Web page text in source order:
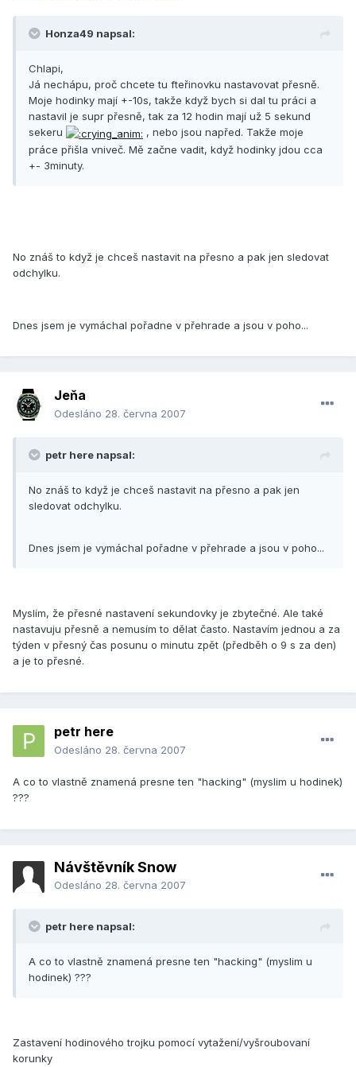
Honza49 napsal:
Chlapi,
Já nechápu, proč chcete tu fteřinovku nastavovat přesně.
Moje hodinky mají +-10s, takže když bych si dal tu práci a
nastavil je supr přesně, tak za 12 hodin mají už 5 sekund
sekeru
, nebo jsou napřed. Takže moje
práce přišla vniveč. Mě začne vadit, když hodinky jdou cca
+- 3minuty.
No znáš to když je chceš nastavit na přesno a pak jen sledovat
odchylku.
Dnes jsem je vymáchal pořadne v přehrade a jsou v poho...
Jeňa
Odesláno 28. června 2007
petr here napsal:
No znáš to když je chceš nastavit na přesno a pak jen
sledovat odchylku.
Dnes jsem je vymáchal pořadne v přehrade a jsou v poho...
Myslím, že přesné nastavení sekundovky je zbytečné. Ale také
nastavuju přesně a nemusím to dělat často. Nastavím jednou a za
týden v přesný čas posunu o minutu zpět (předběh o 9 s za den)
a je to přesné.
petr here
Odesláno 28. června 2007
A co to vlastně znamená presne ten "hacking" (myslim u hodinek)
???
Návštěvník Snow
Odesláno 28. června 2007
petr here napsal:
A co to vlastně znamená presne ten "hacking" (myslim u
hodinek) ???
Zastavení hodinového trojku pomocí vytažení/vyšroubovaní
korunky